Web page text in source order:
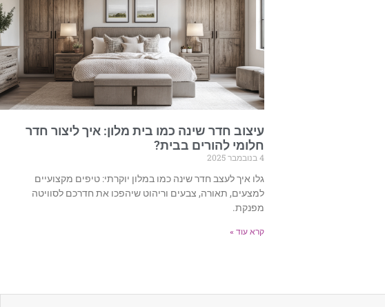
עיצוב חדר שינה כמו בית מלון: איך ליצור חדר
חלומי להורים בבית?
4 בנובמבר 2025
גלו איך לעצב חדר שינה כמו במלון יוקרתי: טיפים מקצועיים
למצעים, תאורה, צבעים וריהוט שיהפכו את חדרכם לסוויטה
מפנקת.
קרא עוד »